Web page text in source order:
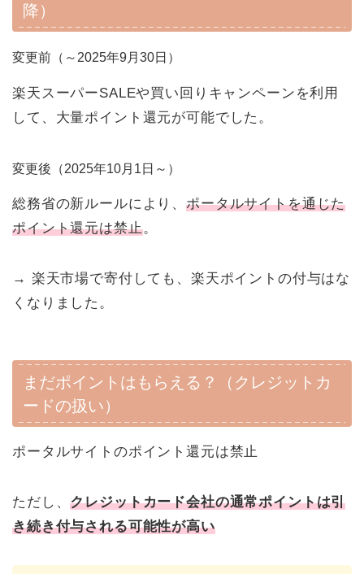
降）
変更前（～2025年9月30日）
楽天スーパーSALEや買い回りキャンペーンを利用
して、大量ポイント還元が可能でした。
変更後（2025年10月1日～）
総務省の新ルールにより、ポータルサイトを通じた
ポイント還元は禁止。
→ 楽天市場で寄付しても、楽天ポイントの付与はな
くなりました。
まだポイントはもらえる？（クレジットカ
ードの扱い）
ポータルサイトのポイント還元は禁止
ただし、クレジットカード会社の通常ポイントは引
き続き付与される可能性が高い